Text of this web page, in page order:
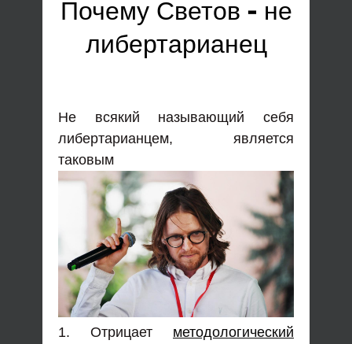
Почему Светов - не
либертарианец
Не всякий называющий себя
либертарианцем, является
таковым
1. Отрицает методологический